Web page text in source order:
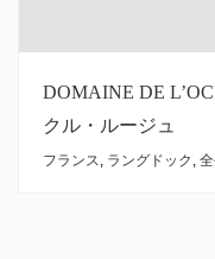
DOMAINE DE
クル・ルージュ
フランス, ラングドック ,